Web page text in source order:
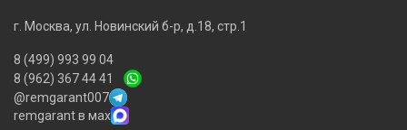
г. Москва, ул. Новинский б-р, д.18, стр.1
8 (499) 993 99 04
8 (962) 367 44 41
@remgarant007
remgarant в мах